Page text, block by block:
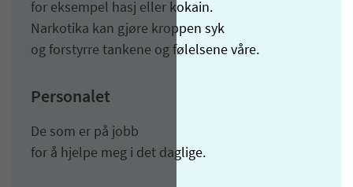
for eksempel hasj eller kokain.
Narkotika kan gjøre kroppen syk
og forstyrre tankene og følelsene våre.
Personalet
De som er på jobb
for å hjelpe meg i det daglige.